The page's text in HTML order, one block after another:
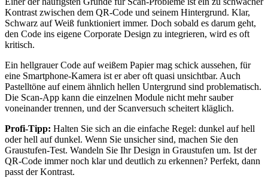
Kontrast zwischen dem QR-Code und seinem Hintergrund. Klar,
Schwarz auf Weiß funktioniert immer. Doch sobald es darum geht,
den Code ins eigene Corporate Design zu integrieren, wird es oft
kritisch.
Ein hellgrauer Code auf weißem Papier mag schick aussehen, für
eine Smartphone-Kamera ist er aber oft quasi unsichtbar. Auch
Pastelltöne auf einem ähnlich hellen Untergrund sind problematisch.
Die Scan-App kann die einzelnen Module nicht mehr sauber
voneinander trennen, und der Scanversuch scheitert kläglich.
Profi-Tipp: Halten Sie sich an die einfache Regel: dunkel auf hell
oder hell auf dunkel. Wenn Sie unsicher sind, machen Sie den
Graustufen-Test. Wandeln Sie Ihr Design in Graustufen um. Ist der
QR-Code immer noch klar und deutlich zu erkennen? Perfekt, dann
passt der Kontrast.